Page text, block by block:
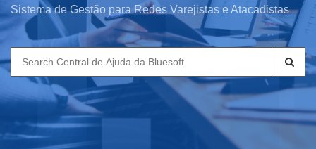
Sistema de Gestão para Redes Varejistas e Atacadistas
Search
for: